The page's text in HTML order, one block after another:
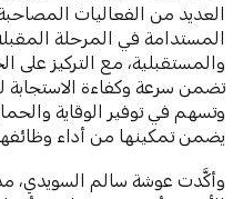
العديد من الفعاليات
المستدامة في المرحلة
والمستقبلية، مع التركيز على
تضمن سرعة وكفاءة الاستجابة
وتسهم في توفير الوقاية
يضمن تمكينها من أداء وظائفها
وأكَّدت عوشة سالم السويدي،